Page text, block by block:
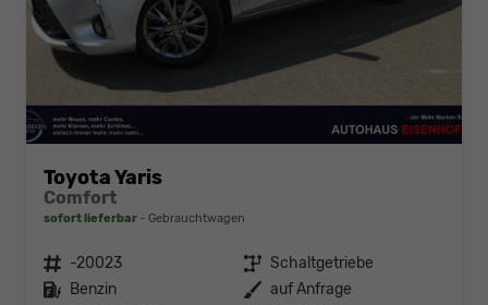
Toyota Yaris
Comfort
sofort lieferbar Gebrauchtwagen
Fahrzeugnr. -20023 Getriebe Schaltgetriebe
Kraftstoff Benzin Außenfarbe auf Anfrage